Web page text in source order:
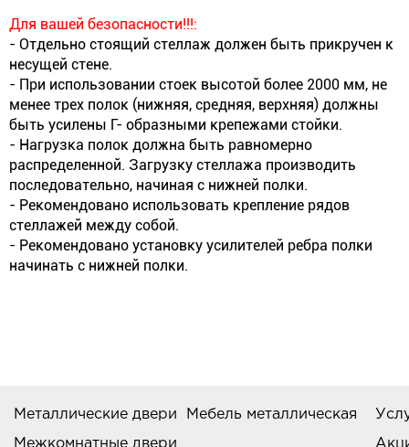
Для вашей безопасности!!!:
- Отдельно стоящий стеллаж должен быть прикручен к
несущей стене.
- При использовании стоек высотой более 2000 мм, не
менее трех полок (нижняя, средняя, верхняя) должны
быть усилены Г- образными крепежами стойки.
- Нагрузка полок должна быть равномерно
распределенной. Загрузку стеллажа производить
последовательно, начиная с нижней полки.
- Рекомендовано использовать крепление рядов
стеллажей между собой.
- Рекомендовано установку усилителей ребра полки
начинать с нижней полки.
Металлические двери
Межкомнатные двери
Мебель металлическая